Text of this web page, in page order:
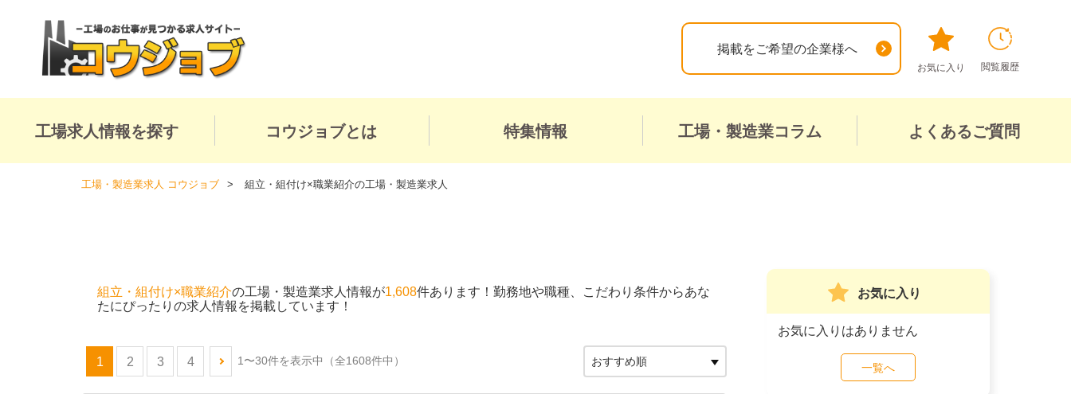
掲載をご希望の企業様へ
お気に入り 閲覧履歴
工場求人情報を探す コウジョブとは 特集情報 工場・製造業コラム よくあるご質問
工場・製造業求人 コウジョブ 組立・組付け×職業紹介の工場・製造業求人
組立・組付け×職業紹介の工場・製造業求人情報が1,608件あります！勤務地や職種、こだわり条件からあな
たにぴったりの求人情報を掲載しています！
1 2 3 4 1〜30件を表示中 （全1608件中）
お気に入り
お気に入りはありません
一覧へ